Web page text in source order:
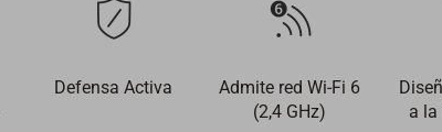
Defensa Activa
Admite red Wi-Fi 6
(2,4 GHz)
a la